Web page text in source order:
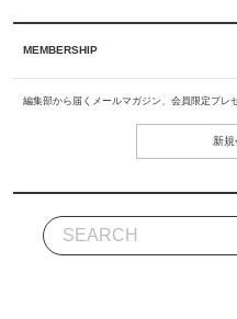
MEMBERSHIP
編集部から届くメールマガジン、会員限定プレ
新規